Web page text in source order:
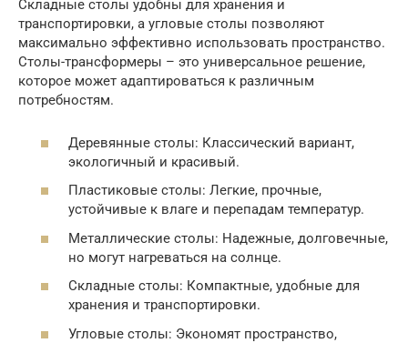
Складные столы удобны для хранения и
транспортировки, а угловые столы позволяют
максимально эффективно использовать пространство.
Столы-трансформеры – это универсальное решение,
которое может адаптироваться к различным
потребностям.
Деревянные столы: Классический вариант,
экологичный и красивый.
Пластиковые столы: Легкие, прочные,
устойчивые к влаге и перепадам температур.
Металлические столы: Надежные, долговечные,
но могут нагреваться на солнце.
Складные столы: Компактные, удобные для
хранения и транспортировки.
Угловые столы: Экономят пространство,